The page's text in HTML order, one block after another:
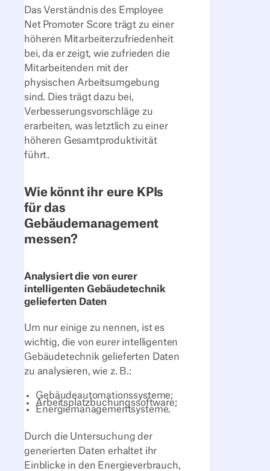
Das Verständnis des Employee
Net Promoter Score trägt zu einer
höheren Mitarbeiterzufriedenheit
bei, da er zeigt, wie zufrieden die
Mitarbeitenden mit der
physischen Arbeitsumgebung
sind. Dies trägt dazu bei,
Verbesserungsvorschläge zu
erarbeiten, was letztlich zu einer
höheren Gesamtproduktivität
führt.
Wie könnt ihr eure KPIs
für das
Gebäudemanagement
messen?
Analysiert die von eurer
intelligenten Gebäudetechnik
gelieferten Daten
Um nur einige zu nennen, ist es
wichtig, die von eurer intelligenten
Gebäudetechnik gelieferten Daten
zu analysieren, wie z. B.:
Gebäudeautomationssysteme;
Arbeitsplatzbuchungssoftware;
Energiemanagementsysteme.
Durch die Untersuchung der
generierten Daten erhaltet ihr
Einblicke in den Energieverbrauch,